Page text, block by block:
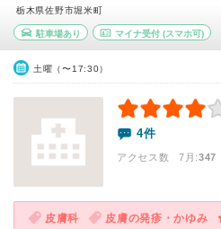
栃木県佐野市堀米町
駐車場あり マイナ受付(スマホ可)
土曜（〜17:30）
4件
アクセス数 7月:347
皮膚科 皮膚の発疹・かゆみ